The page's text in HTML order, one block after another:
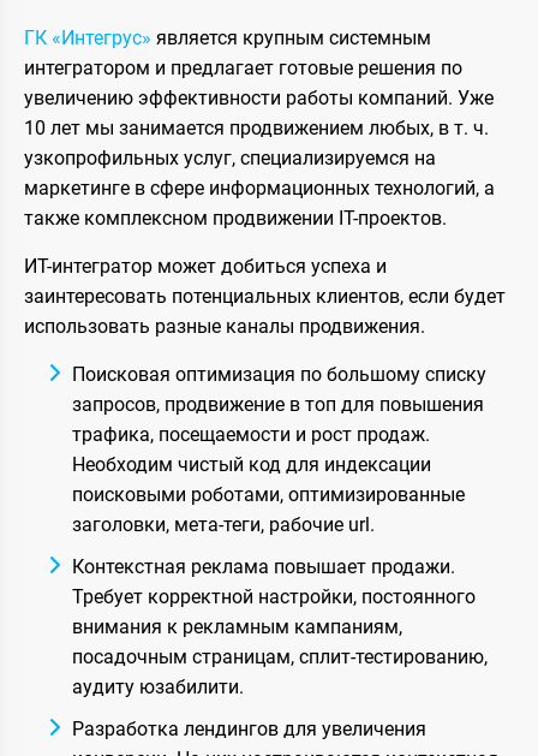
ГК «Интегрус» является крупным системным
интегратором и предлагает готовые решения по
увеличению эффективности работы компаний. Уже
10 лет мы занимается продвижением любых, в т. ч.
узкопрофильных услуг, специализируемся на
маркетинге в сфере информационных технологий, а
также комплексном продвижении IT-проектов.
ИТ-интегратор может добиться успеха и
заинтересовать потенциальных клиентов, если будет
использовать разные каналы продвижения.
Поисковая оптимизация по большому списку
запросов, продвижение в топ для повышения
трафика, посещаемости и рост продаж.
Необходим чистый код для индексации
поисковыми роботами, оптимизированные
заголовки, мета-теги, рабочие url.
Контекстная реклама повышает продажи.
Требует корректной настройки, постоянного
внимания к рекламным кампаниям,
посадочным страницам, сплит-тестированию,
аудиту юзабилити.
Разработка лендингов для увеличения